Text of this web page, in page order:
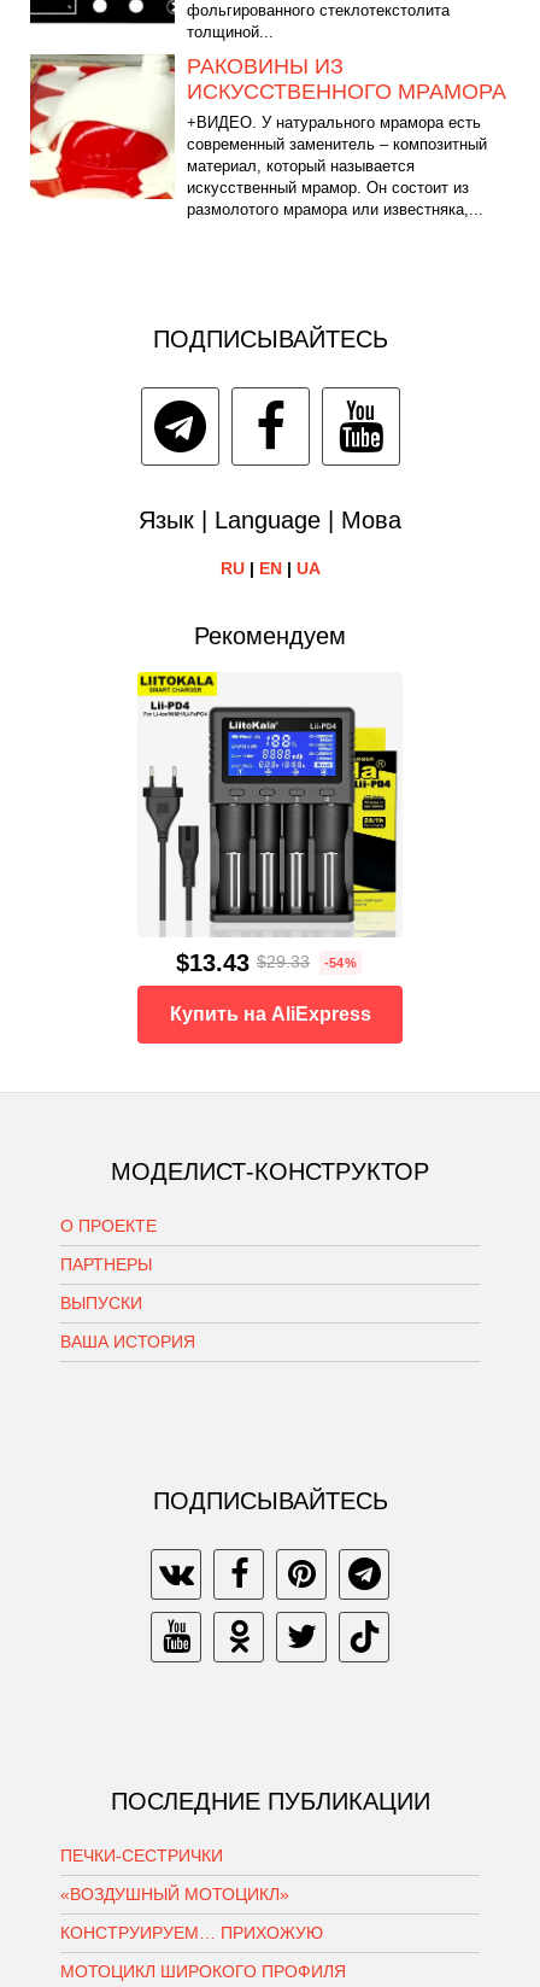
фольгированного стеклотекстолита
толщиной...
РАКОВИНЫ ИЗ
ИСКУССТВЕННОГО МРАМОРА
+ВИДЕО. У натурального мрамора есть
современный заменитель – композитный
материал, который называется
искусственный мрамор. Он состоит из
размолотого мрамора или известняка,...
ПОДПИСЫВАЙТЕСЬ
Язык | Language | Мова
RU| EN| UA
Рекомендуем
$13.43 $29.33 -54%
Купить на AliExpress
МОДЕЛИСТ-КОНСТРУКТОР
О ПРОЕКТЕ
ПАРТНЕРЫ
ВЫПУСКИ
ВАША ИСТОРИЯ
ПОДПИСЫВАЙТЕСЬ
ПОСЛЕДНИЕ ПУБЛИКАЦИИ
ПЕЧКИ-СЕСТРИЧКИ
«ВОЗДУШНЫЙ МОТОЦИКЛ»
КОНСТРУИРУЕМ… ПРИХОЖУЮ
МОТОЦИКЛ ШИРОКОГО ПРОФИЛЯ